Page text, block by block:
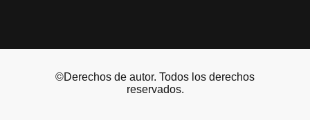
©Derechos de autor. Todos los derechos
reservados.